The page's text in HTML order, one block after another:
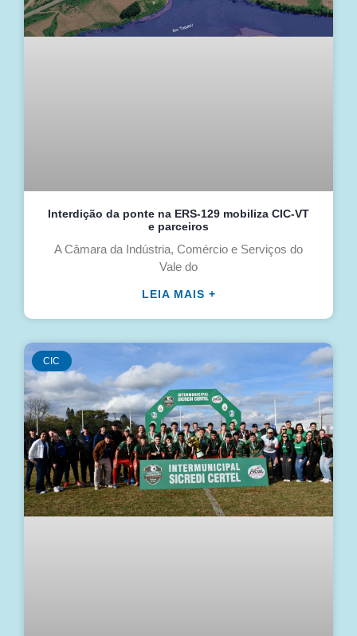
Interdição da ponte na ERS-129 mobiliza CIC-VT
e parceiros
A Câmara da Indústria, Comércio e Serviços do
Vale do
LEIA MAIS +
CIC